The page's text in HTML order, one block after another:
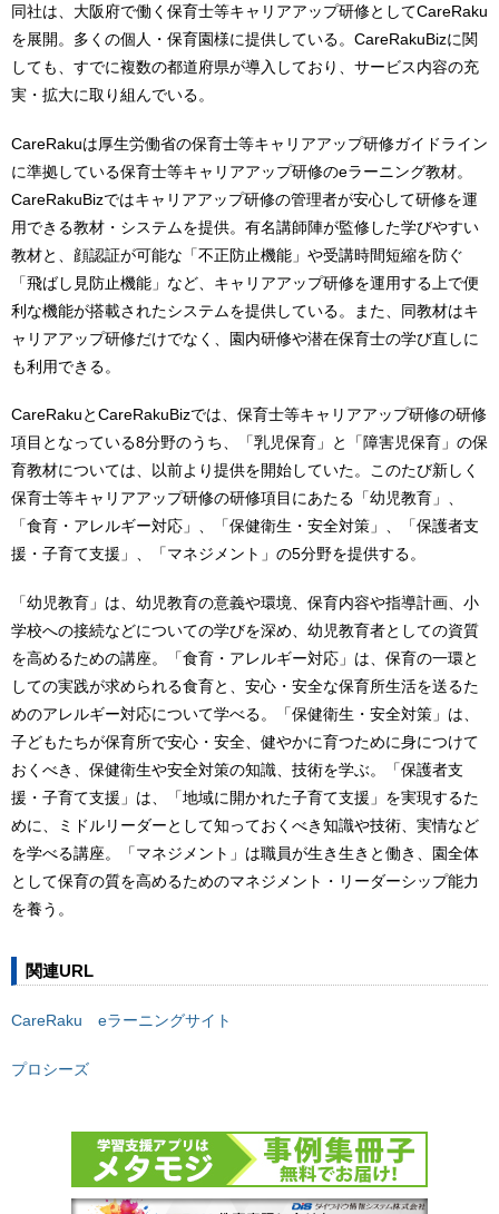
同社は、大阪府で働く保育士等キャリアアップ研修としてCareRaku
を展開。多くの個人・保育園様に提供している。CareRakuBizに関
しても、すでに複数の都道府県が導入しており、サービス内容の充
実・拡大に取り組んでいる。
CareRakuは厚生労働省の保育士等キャリアアップ研修ガイドライン
に準拠している保育士等キャリアアップ研修のeラーニング教材。
CareRakuBizではキャリアアップ研修の管理者が安心して研修を運
用できる教材・システムを提供。有名講師陣が監修した学びやすい
教材と、顔認証が可能な「不正防止機能」や受講時間短縮を防ぐ
「飛ばし見防止機能」など、キャリアアップ研修を運用する上で便
利な機能が搭載されたシステムを提供している。また、同教材はキ
ャリアアップ研修だけでなく、園内研修や潜在保育士の学び直しに
も利用できる。
CareRakuとCareRakuBizでは、保育士等キャリアアップ研修の研修
項目となっている8分野のうち、「乳児保育」と「障害児保育」の保
育教材については、以前より提供を開始していた。このたび新しく
保育士等キャリアアップ研修の研修項目にあたる「幼児教育」、
「食育・アレルギー対応」、「保健衛生・安全対策」、「保護者支
援・子育て支援」、「マネジメント」の5分野を提供する。
「幼児教育」は、幼児教育の意義や環境、保育内容や指導計画、小
学校への接続などについての学びを深め、幼児教育者としての資質
を高めるための講座。「食育・アレルギー対応」は、保育の一環と
しての実践が求められる食育と、安心・安全な保育所生活を送るた
めのアレルギー対応について学べる。「保健衛生・安全対策」は、
子どもたちが保育所で安心・安全、健やかに育つために身につけて
おくべき、保健衛生や安全対策の知識、技術を学ぶ。「保護者支
援・子育て支援」は、「地域に開かれた子育て支援」を実現するた
めに、ミドルリーダーとして知っておくべき知識や技術、実情など
を学べる講座。「マネジメント」は職員が生き生きと働き、園全体
として保育の質を高めるためのマネジメント・リーダーシップ能力
を養う。
関連URL
CareRaku eラーニングサイト
プロシーズ